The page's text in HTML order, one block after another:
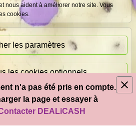
nous aident à améliorer notre site. Vous
cookies.
les paramètres
les cookies optionnels
tous les cookies
Paiement
immédiat
iCASH- Tous droits réservés
n'a pas été pris en compte.
la page et essayer à
DEALiCASH